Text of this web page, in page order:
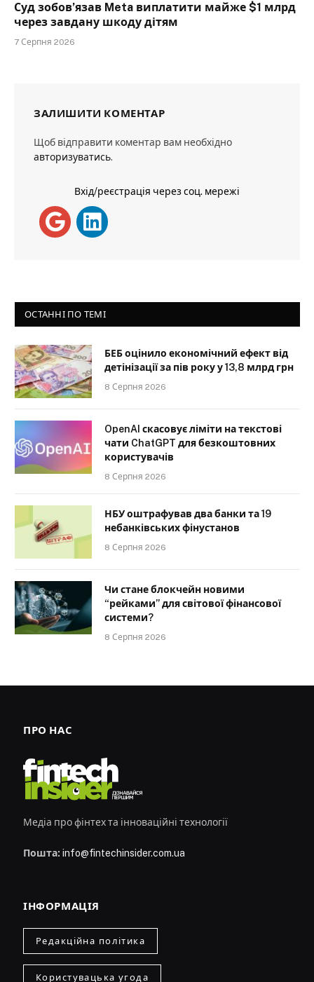
Суд зобов’язав Meta виплатити майже $1 млрд
через завдану шкоду дітям
7 Серпня 2026
ЗАЛИШИТИ КОМЕНТАР
Щоб відправити коментар вам необхідно
авторизуватись.
Вхід/реєстрація через соц. мережі
ОСТАННІ ПО ТЕМІ
БЕБ оцінило економічний ефект від
детінізації за пів року у 13,8 млрд грн
8 Серпня 2026
OpenAI скасовує ліміти на текстові
чати ChatGPT для безкоштовних
користувачів
8 Серпня 2026
НБУ оштрафував два банки та 19
небанківських фінустанов
8 Серпня 2026
Чи стане блокчейн новими
“рейками” для світової фінансової
системи?
8 Серпня 2026
ПРО НАС
Медіа про фінтех та інноваційні технології
Пошта: info@fintechinsider.com.ua
ІНФОРМАЦІЯ
Редакційна політика
Користувацька угода